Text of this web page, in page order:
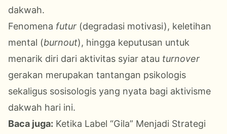
dakwah.
Fenomena futur (degradasi motivasi), keletihan
mental (burnout), hingga keputusan untuk
menarik diri dari aktivitas syiar atau turnover
gerakan merupakan tantangan psikologis
sekaligus sosisologis yang nyata bagi aktivisme
dakwah hari ini.
Baca juga: Ketika Label “Gila” Menjadi Strategi